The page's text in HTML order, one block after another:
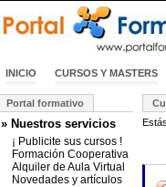
INICIO CURSOS Y MASTERS
Portal formativo
» Nuestros servicios
¡ Publicite sus cursos !
Formación Cooperativa
Alquiler de Aula Virtual
Novedades y artículos